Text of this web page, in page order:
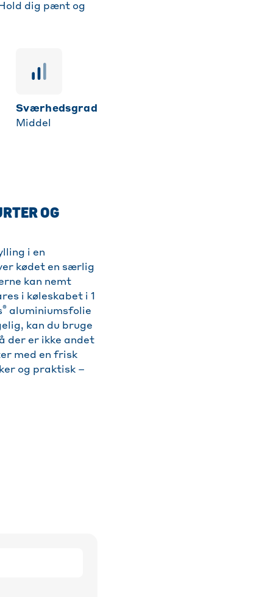
dig pænt og
sværhedsgrad
Middel
OG
i en
kødet en særlig
kan nemt
i køleskabet i 1
® aluminiumsfolie
kan du bruge
der er ikke andet
med en frisk
og praktisk –